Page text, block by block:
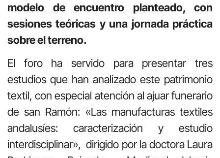
modelo de encuentro planteado, con
sesiones teóricas y una jornada práctica
sobre el terreno.
El foro ha servido para presentar tres
estudios que han analizado este patrimonio
textil, con especial atención al ajuar funerario
de san Ramón: «Las manufacturas textiles
andalusíes: caracterización y estudio
interdisciplinar», dirigido por la doctora Laura